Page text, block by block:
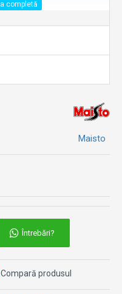
Maisto
Întrebări?
Compară produsul